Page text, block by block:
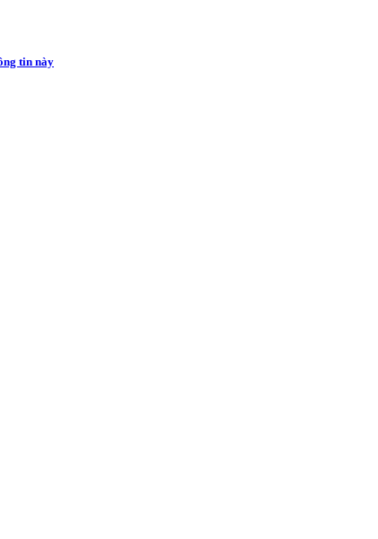
tin này